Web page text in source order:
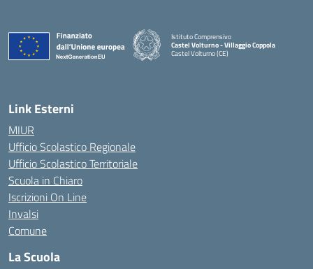
Istituto Comprensivo
Castel Volturno - Villaggio Coppola
Castel Volturno (CE)
Link Esterni
MIUR
Ufficio Scolastico Regionale
Ufficio Scolastico Territoriale
Scuola in Chiaro
Iscrizioni On Line
Invalsi
Comune
La Scuola